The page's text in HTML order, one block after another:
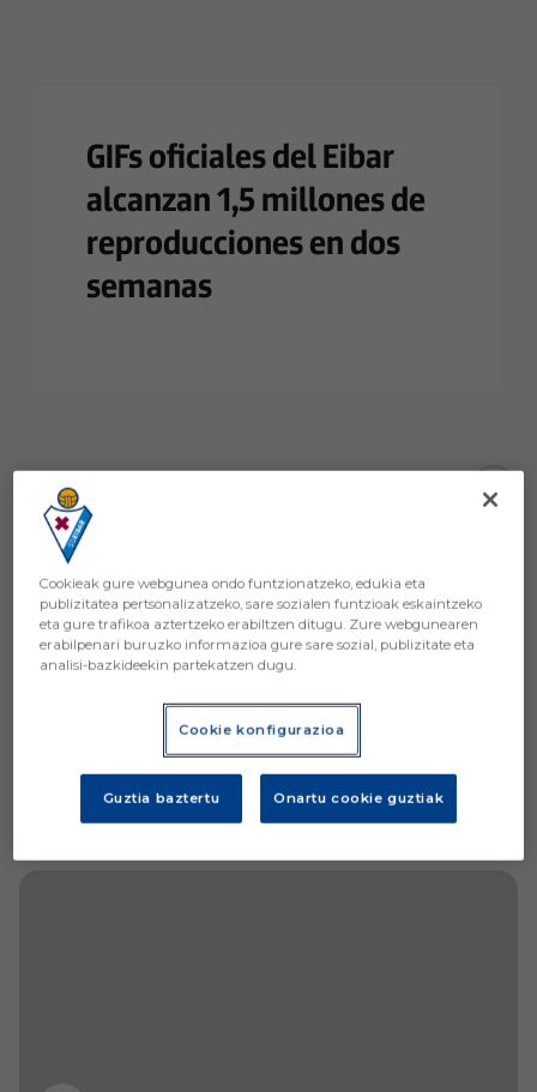
GIFs oficiales del Eibar
alcanzan 1,5 millones de
reproducciones en dos
semanas
There are no reactions yet. Be the first!
Cookieak gure webgunea ondo funtzionatzeko, edukia eta
publizitatea pertsonalizatzeko, sare sozialen funtzioak eskaintzeko
eta gure trafikoa aztertzeko erabiltzen ditugu. Zure webgunearen
erabilpenari buruzko informazioa gure sare sozial, publizitate eta
analisi-bazkideekin partekatzen dugu.
Cookie konfigurazioa
Guztia baztertu Onartu cookie guztiak